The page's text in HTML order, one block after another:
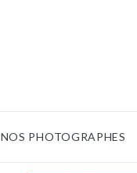
NOS PHOTOGRAPHES